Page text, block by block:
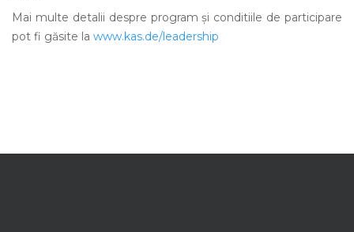
Mai multe detalii despre program şi conditiile de participare
pot fi găsite la www.kas.de/leadership